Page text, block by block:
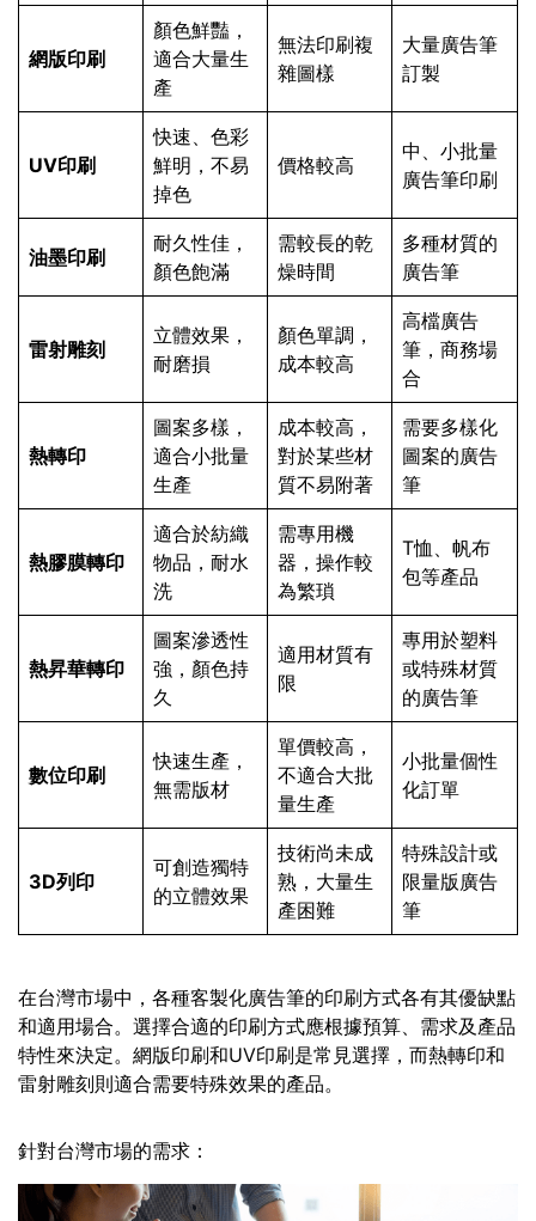
網版印刷
顏色鮮豔，
適合大量生
產
無法印刷複
雜圖樣
大量廣告筆
訂製
UV印刷
快速、色彩
鮮明，不易
掉色
價格較高
中、小批量
廣告筆印刷
油墨印刷
耐久性佳，
顏色飽滿
需較長的乾
燥時間
多種材質的
廣告筆
雷射雕刻
立體效果，
耐磨損
顏色單調，
成本較高
高檔廣告
筆，商務場
合
熱轉印
圖案多樣，
適合小批量
生產
成本較高，
對於某些材
質不易附著
需要多樣化
圖案的廣告
筆
熱膠膜轉印
適合於紡織
物品，耐水
洗
需專用機
器，操作較
為繁瑣
T恤、帆布
包等產品
熱昇華轉印
圖案滲透性
強，顏色持
久
適用材質有
限
專用於塑料
或特殊材質
的廣告筆
數位印刷
快速生產，
無需版材
單價較高，
不適合大批
量生產
小批量個性
化訂單
3D列印
可創造獨特
的立體效果
技術尚未成
熟，大量生
產困難
特殊設計或
限量版廣告
筆
在台灣市場中，各種客製化廣告筆的印刷方式各有其優缺點
和適用場合。選擇合適的印刷方式應根據預算、需求及產品
特性來決定。網版印刷和UV印刷是常見選擇，而熱轉印和
雷射雕刻則適合需要特殊效果的產品。
針對台灣市場的需求：